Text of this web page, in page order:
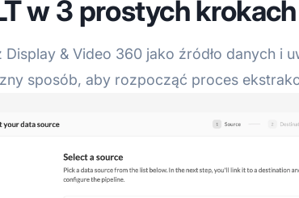
w 3 prostych krokach
Display & Video 360 jako źródło danych i
sposób, aby rozpocząć proces